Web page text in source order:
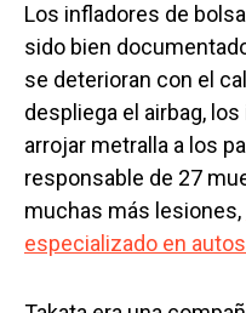
Los infladores de
sido bien
se deterioran con el
despliega el airbag,
arrojar metralla a los
responsable de 27
muchas más lesiones,
especializado en